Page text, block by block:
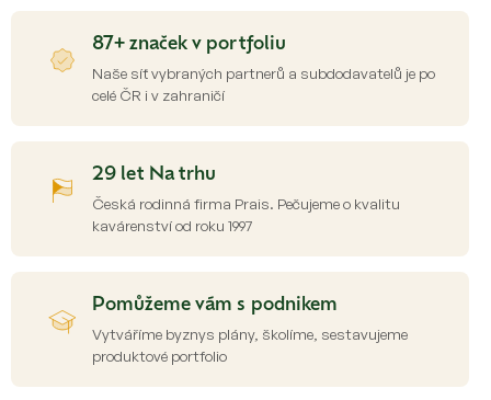
87+ značek v portfoliu
Naše síť vybraných partnerů a subdodavatelů je po
celé ČR i v zahraničí
29 let Na trhu
Česká rodinná firma Prais. Pečujeme o kvalitu
kavárenství od roku 1997
Pomůžeme vám s podnikem
Vytváříme byznys plány, školíme, sestavujeme
produktové portfolio